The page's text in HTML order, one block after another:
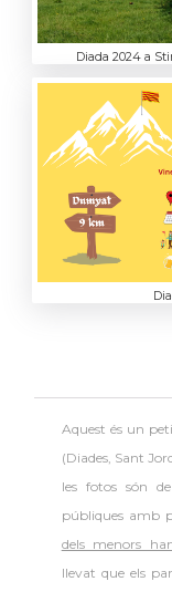
Diada 2024 a
Aquest és un
(Diades, Sant
les fotos són
públiques amb
dels menors
llevat que els